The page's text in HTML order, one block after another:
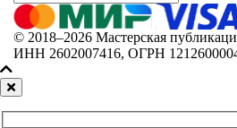
© 2018–2026 Мастерская
ИНН 2602007416, ОГРН